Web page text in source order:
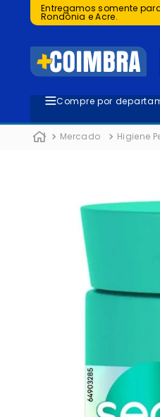
Entregamos somente
Rondônia e Acre.
Compre por
Mercado Higiene